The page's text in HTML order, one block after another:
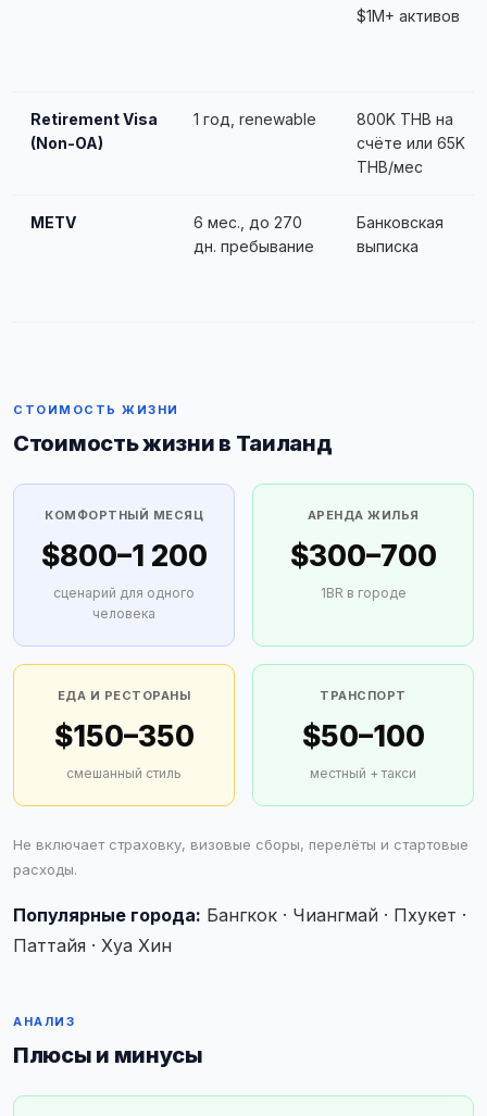
$1M+ активов
Retirement Visa
(Non-OA)
1 год, renewable
800K THB на
счёте или 65K
THB/мес
METV
6 мес., до 270
дн. пребывание
Банковская
выписка
СТОИМОСТЬ ЖИЗНИ
Стоимость жизни в Таиланд
КОМФОРТНЫЙ МЕСЯЦ
$800–1 200
сценарий для одного
человека
АРЕНДА ЖИЛЬЯ
$300–700
1BR в городе
ЕДА И РЕСТОРАНЫ
$150–350
смешанный стиль
ТРАНСПОРТ
$50–100
местный + такси
Не включает страховку, визовые сборы, перелёты и стартовые
расходы.
Популярные города: Бангкок · Чиангмай · Пхукет ·
Паттайя · Хуа Хин
АНАЛИЗ
Плюсы и минусы